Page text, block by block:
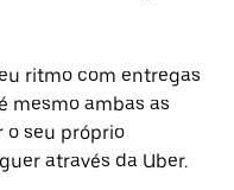
ritmo com entregas
mesmo ambas as
o seu próprio
através da Uber.